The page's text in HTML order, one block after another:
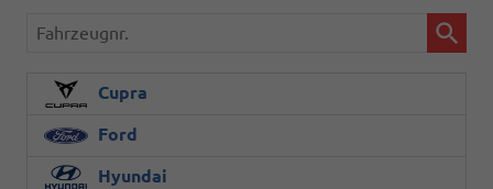
Fahrzeugnr.
Cupra
Ford
Hyundai